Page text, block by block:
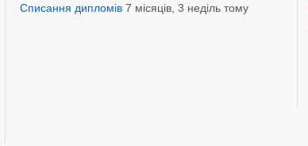
Списання дипломів 7 місяців, 3 неділь тому